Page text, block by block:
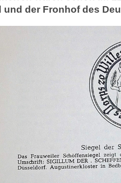
und der Fronhof des